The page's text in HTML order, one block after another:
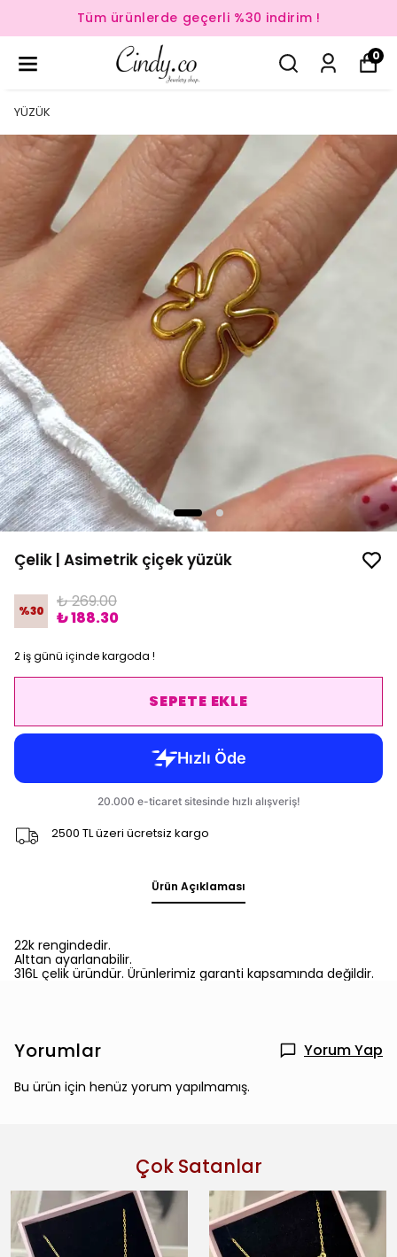
Tüm ürünlerde geçerli %30 indirim !
0
YÜZÜK
Çelik | Asimetrik çiçek yüzük
%30
₺ 269.00
₺ 188.30
2 iş günü içinde kargoda !
SEPETE EKLE
2500 TL üzeri ücretsiz kargo
Ürün Açıklaması
22k rengindedir.
Alttan ayarlanabilir.
316L çelik üründür. Ürünlerimiz garanti kapsamında değildir.
Yorumlar Yorum Yap
Bu ürün için henüz yorum yapılmamış.
Çok Satanlar